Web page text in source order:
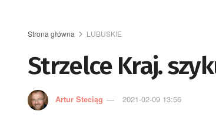
Strona główna LUBUSKIE
Strzelce Kraj.
Artur Steciąg 2021-02-09 13:56